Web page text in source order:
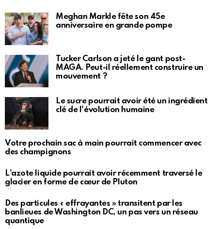
Meghan Markle fête son 45e
anniversaire en grande pompe
Tucker Carlson a jeté le gant post-
MAGA. Peut-il réellement construire un
mouvement ?
Le sucre pourrait avoir été un ingrédient
clé de l'évolution humaine
Votre prochain sac à main pourrait commencer avec
des champignons
L'azote liquide pourrait avoir récemment traversé le
glacier en forme de cœur de Pluton
Des particules « effrayantes » transitent par les
banlieues de Washington DC, un pas vers un réseau
quantique